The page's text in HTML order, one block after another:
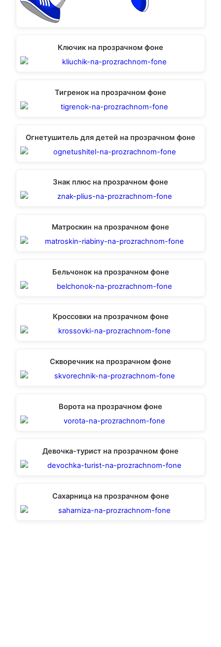
Ключик на прозрачном фоне
Тигренок на прозрачном фоне
Огнетушитель для детей на прозрачном фоне
Знак плюс на прозрачном фоне
Матроскин на прозрачном фоне
Бельчонок на прозрачном фоне
Кроссовки на прозрачном фоне
Скворечник на прозрачном фоне
Ворота на прозрачном фоне
Девочка-турист на прозрачном фоне
Сахарница на прозрачном фоне